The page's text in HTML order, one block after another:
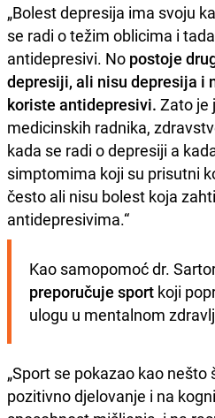
„Bolest depresija ima svoju
se radi o težim oblicima i
antidepresivi. No postoje
depresiji, ali nisu depresija i
koriste antidepresivi. Zato je
medicinskih radnika,
kada se radi o depresiji a
simptomima koji su prisutni
često ali nisu bolest koja
antidepresivima.“
Kao samopomoć dr.
preporučuje sport koji
ulogu u mentalnom
„Sport se pokazao kao
pozitivno djelovanje i na